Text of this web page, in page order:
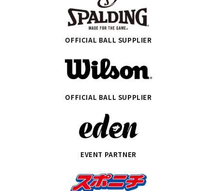
OFFICIAL BALL SUPPLIER
OFFICIAL BALL SUPPLIER
EVENT PARTNER